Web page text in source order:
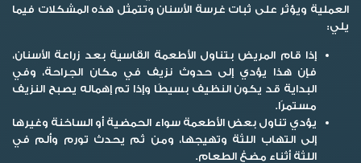
العملية ويؤثر على ثبات غرسة الأسنان وتتمثل هذه المشكلات فيما
يلي:
إذا قام المريض بتناول الأطعمة القاسية بعد زراعة الأسنان،
فإن هذا يؤدي إلى حدوث نزيف في مكان الجراحة، وفي
البداية قد يكون النظيف بسيطًا وإذا تم إهماله يصبح النزيف
مستمرًا.
يؤدي تناول بعض الأطعمة سواء الحمضية أو الساخنة وغيرها
إلى التهاب اللثة وتهيجها، ومن ثم يحدث تورم وألم في
اللثة أثناء مضغ الطعام.